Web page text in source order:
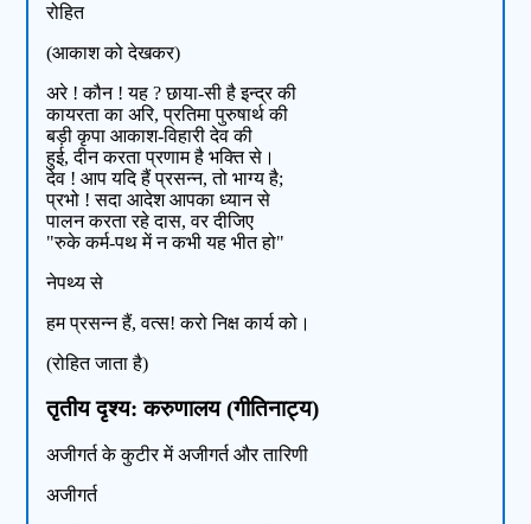
रोहित
(आकाश को देखकर)
अरे ! कौन ! यह ? छाया-सी है इन्द्र की
कायरता का अरि, प्रतिमा पुरुषार्थ की
बड़ी कृपा आकाश-विहारी देव की
हुई, दीन करता प्रणाम है भक्ति से।
देव ! आप यदि हैं प्रसन्न, तो भाग्य है;
प्रभो ! सदा आदेश आपका ध्यान से
पालन करता रहे दास, वर दीजिए
"रुके कर्म-पथ में न कभी यह भीत हो"
नेपथ्य से
हम प्रसन्न हैं, वत्स! करो निक्ष कार्य को।
(रोहित जाता है)
तृतीय दृश्य: करुणालय (गीतिनाट्य)
अजीगर्त के कुटीर में अजीगर्त और तारिणी
अजीगर्त